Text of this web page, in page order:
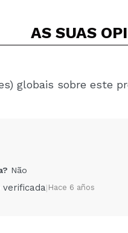
AS SUAS
globais sobre este
Não
verificada| Hace 6 años